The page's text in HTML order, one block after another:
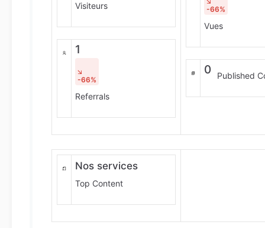
Visiteurs
1
-66%
Referrals
-66%
Vues
0 Published
Nos services
Top Content